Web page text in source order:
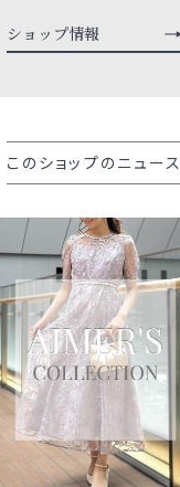
ショップ情報
このショップのニュース